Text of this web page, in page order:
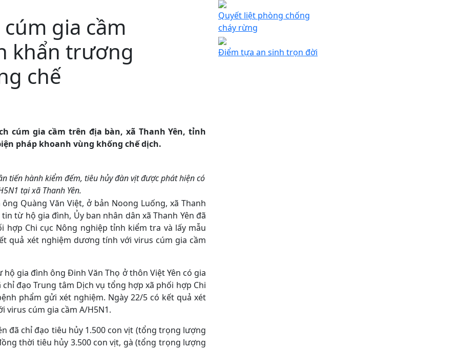
gia cầm
khẩn trương
chế
cúm gia cầm trên địa bàn, xã Thanh Yên, tỉnh
pháp khoanh vùng khống chế dịch.
tiến hành kiểm đếm, tiêu hủy đàn vịt được phát hiện có
tại xã Thanh Yên.
Quàng Văn Việt, ở bản Noong Luống, xã Thanh
từ hộ gia đình, Ủy ban nhân dân xã Thanh Yên đã
hợp Chi cục Nông nghiệp tỉnh kiểm tra và lấy mẫu
quả xét nghiệm dương tính với virus cúm gia cầm
gia đình ông Đinh Văn Thọ ở thôn Việt Yên có gia
đạo Trung tâm Dịch vụ tổng hợp xã phối hợp Chi
phẩm gửi xét nghiệm. Ngày 22/5 có kết quả xét
virus cúm gia cầm A/H5N1.
đã chỉ đạo tiêu hủy 1.500 con vịt (tổng trọng lượng
thời tiêu hủy 3.500 con vịt, gà (tổng trọng lượng
Quyết liệt phòng chống
cháy rừng
Điểm tựa an sinh trọn đời